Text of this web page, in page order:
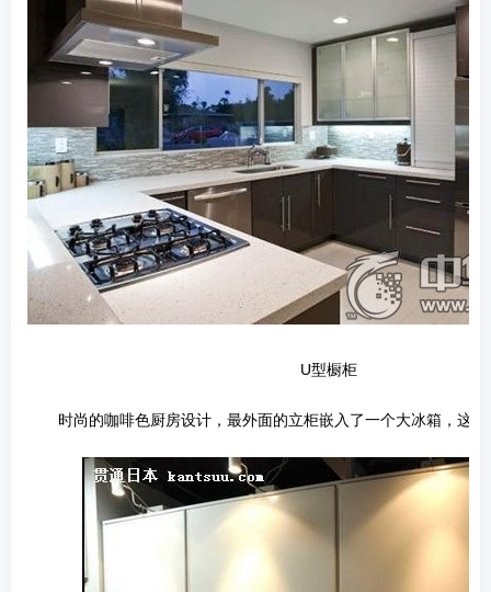
U型橱柜
时尚的咖啡色厨房设计，最外面的立柜嵌入了一个大冰箱，这